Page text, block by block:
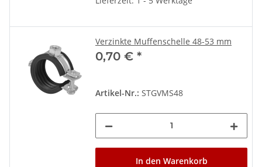
Verzinkte Muffenschelle 48-53 mm
0,70 € *
Artikel-Nr.: STGVMS48
In den Warenkorb